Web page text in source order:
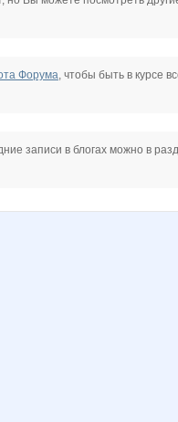
Форума, чтобы быть в курсе
записи в блогах можно в